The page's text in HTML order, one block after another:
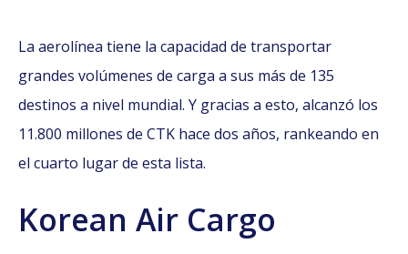
La aerolínea tiene la capacidad de transportar
grandes volúmenes de carga a sus más de 135
destinos a nivel mundial. Y gracias a esto, alcanzó los
11.800 millones de CTK hace dos años, rankeando en
el cuarto lugar de esta lista.
Korean Air Cargo